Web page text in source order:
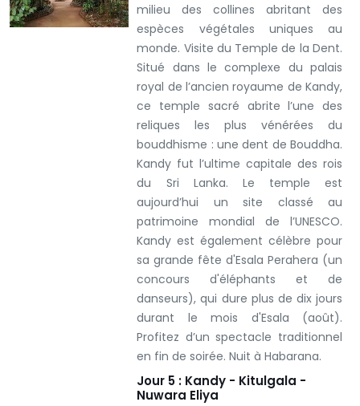
milieu des collines abritant des
espèces végétales uniques au
monde. Visite du Temple de la Dent.
Situé dans le complexe du palais
royal de l’ancien royaume de Kandy,
ce temple sacré abrite l’une des
reliques les plus vénérées du
bouddhisme : une dent de Bouddha.
Kandy fut l’ultime capitale des rois
du Sri Lanka. Le temple est
aujourd’hui un site classé au
patrimoine mondial de l’UNESCO.
Kandy est également célèbre pour
sa grande fête d'Esala Perahera (un
concours d'éléphants et de
danseurs), qui dure plus de dix jours
durant le mois d'Esala (août).
Profitez d’un spectacle traditionnel
en fin de soirée.Nuit à Habarana.
Jour 5 : Kandy - Kitulgala -
Nuwara Eliya